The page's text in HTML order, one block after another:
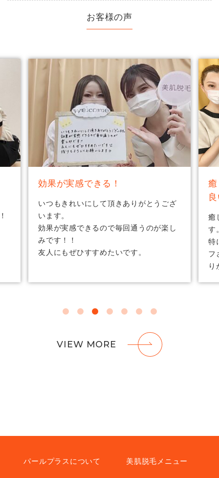
お客様の声
効果が実感できる！
いつもきれいにして頂きありがとうござ
います。
効果が実感できるので毎回通うのが楽し
みです！！
友人にもぜひすすめたいです。
癒
す
特
フ
り
VIEW MORE
パールプラスについて 美肌脱毛メニュー